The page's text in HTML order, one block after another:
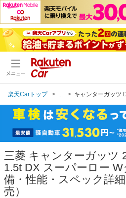
メニュー
楽天Carトップ キャンターガッツ
三菱 キャンターガッツ
1.5t DX スーパーロー
備・性能・スペック詳
売）